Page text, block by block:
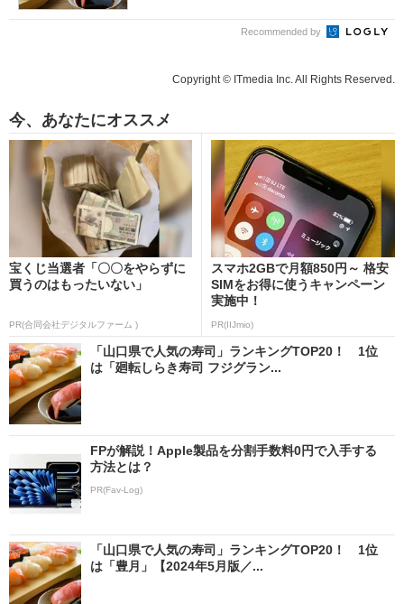
Recommended by
Copyright © ITmedia Inc. All Rights Reserved.
今、あなたにオススメ
宝くじ当選者「〇〇をやらずに
買うのはもったいない」
PR(合同会社デジタルファーム )
スマホ2GBで月額850円～ 格安
SIMをお得に使うキャンペーン
実施中！
PR(IIJmio)
「山口県で人気の寿司」ランキングTOP20！ 1位
は「廻転しらき寿司 フジグラン...
FPが解説！Apple製品を分割手数料0円で入手する
方法とは？
PR(Fav-Log)
「山口県で人気の寿司」ランキングTOP20！ 1位
は「豊月」【2024年5月版／...